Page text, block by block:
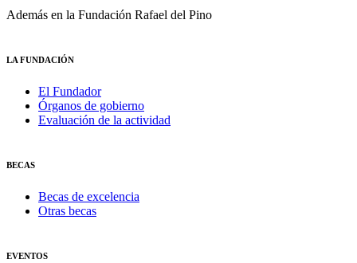
Además en la Fundación Rafael del Pino
LA FUNDACIÓN
El Fundador
Órganos de gobierno
Evaluación de la actividad
BECAS
Becas de excelencia
Otras becas
EVENTOS